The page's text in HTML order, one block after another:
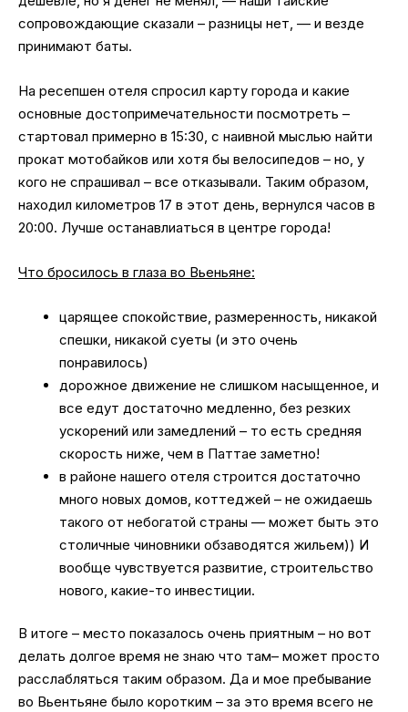
сопровождающие сказали – разницы нет, — и везде
принимают баты.
На ресепшен отеля спросил карту города и какие
основные достопримечательности посмотреть –
стартовал примерно в 15:30, с наивной мыслью найти
прокат мотобайков или хотя бы велосипедов – но, у
кого не спрашивал – все отказывали. Таким образом,
находил километров 17 в этот день, вернулся часов в
20:00. Лучше останавлиаться в центре города!
Что бросилось в глаза во Вьеньяне:
царящее спокойствие, размеренность, никакой
спешки, никакой суеты (и это очень
понравилось)
дорожное движение не слишком насыщенное, и
все едут достаточно медленно, без резких
ускорений или замедлений – то есть средняя
скорость ниже, чем в Паттае заметно!
в районе нашего отеля строится достаточно
много новых домов, коттеджей – не ожидаешь
такого от небогатой страны — может быть это
столичные чиновники обзаводятся жильем)) И
вообще чувствуется развитие, строительство
нового, какие-то инвестиции.
В итоге – место показалось очень приятным – но вот
делать долгое время не знаю что там– может просто
расслабляться таким образом. Да и мое пребывание
во Вьентьяне было коротким – за это время всего не